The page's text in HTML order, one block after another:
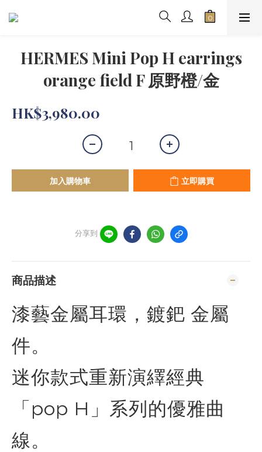
HERMES Mini Pop H earrings
orange field F 原野橙/金
HK$3,980.00
加入購物車 立即購買
分享到
商品描述
漆藝金屬耳環，鍍鈀 金屬
件。
迷你款式重新演繹經典
「pop H」系列的優雅曲
線。